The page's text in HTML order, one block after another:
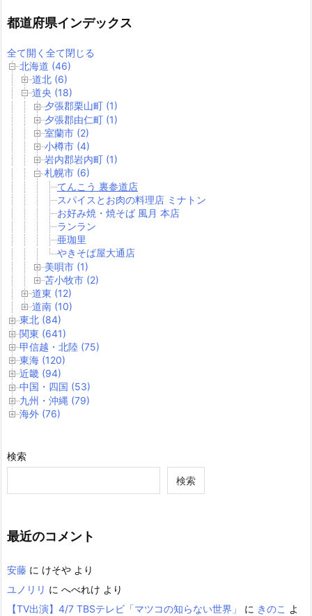
都道府県インデックス
全て開く 全て閉じる
北海道 (46)
道北 (6)
道央 (18)
夕張郡栗山町 (1)
夕張郡由仁町 (1)
室蘭市 (2)
小樽市 (4)
岩内郡岩内町 (1)
札幌市 (6)
てんこう 裏参道店
スパイスとお肉の料理店 ミナトン
お好み焼・焼そば 風月 本店
ランラン
亜珈里
やきそば屋大通店
美唄市 (1)
苫小牧市 (2)
道東 (12)
道南 (10)
東北 (84)
関東 (641)
甲信越・北陸 (75)
東海 (120)
近畿 (94)
中国・四国 (53)
九州・沖縄 (79)
海外 (76)
検索
検索
最近のコメント
安藤 に けそや より
ユノリリ に へべれけ より
【TV出演】4/7 TBSテレビ「マツコの知らない世界」
に きのこ よ